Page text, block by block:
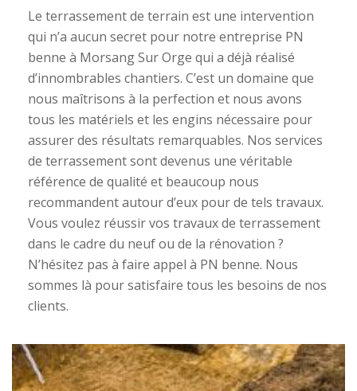
Le terrassement de terrain est une intervention
qui n’a aucun secret pour notre entreprise PN
benne à Morsang Sur Orge qui a déjà réalisé
d’innombrables chantiers. C’est un domaine que
nous maîtrisons à la perfection et nous avons
tous les matériels et les engins nécessaire pour
assurer des résultats remarquables. Nos services
de terrassement sont devenus une véritable
référence de qualité et beaucoup nous
recommandent autour d’eux pour de tels travaux.
Vous voulez réussir vos travaux de terrassement
dans le cadre du neuf ou de la rénovation ?
N’hésitez pas à faire appel à PN benne. Nous
sommes là pour satisfaire tous les besoins de nos
clients.